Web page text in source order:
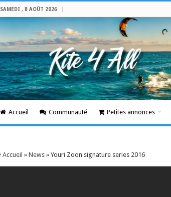
SAMEDI , 8 AOÛT 2026
Accueil Communauté Petites annonces
Accueil » News » Youri Zoon signature series 2016